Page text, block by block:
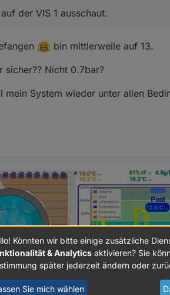
der VIS 1 ausschaut.
bin mittlerweile auf 13.
Nicht 0.7bar?
mein System wieder unter allen
Könnten wir bitte einige zusätzliche
& Analytics aktivieren? Sie
später jederzeit ändern oder
Sie mich wählen